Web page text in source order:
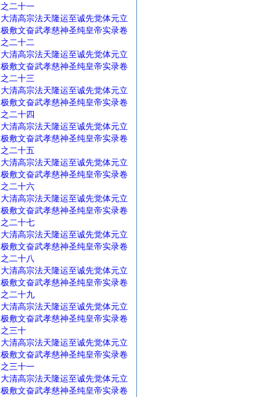
之二十一
大清高宗法天隆运至诚先觉体元立
极敷文奋武孝慈神圣纯皇帝实录卷
之二十二
大清高宗法天隆运至诚先觉体元立
极敷文奋武孝慈神圣纯皇帝实录卷
之二十三
大清高宗法天隆运至诚先觉体元立
极敷文奋武孝慈神圣纯皇帝实录卷
之二十四
大清高宗法天隆运至诚先觉体元立
极敷文奋武孝慈神圣纯皇帝实录卷
之二十五
大清高宗法天隆运至诚先觉体元立
极敷文奋武孝慈神圣纯皇帝实录卷
之二十六
大清高宗法天隆运至诚先觉体元立
极敷文奋武孝慈神圣纯皇帝实录卷
之二十七
大清高宗法天隆运至诚先觉体元立
极敷文奋武孝慈神圣纯皇帝实录卷
之二十八
大清高宗法天隆运至诚先觉体元立
极敷文奋武孝慈神圣纯皇帝实录卷
之二十九
大清高宗法天隆运至诚先觉体元立
极敷文奋武孝慈神圣纯皇帝实录卷
之三十
大清高宗法天隆运至诚先觉体元立
极敷文奋武孝慈神圣纯皇帝实录卷
之三十一
大清高宗法天隆运至诚先觉体元立
极敷文奋武孝慈神圣纯皇帝实录卷